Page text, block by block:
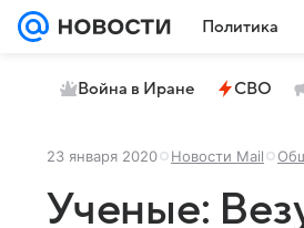
Политика
Война в Иране СВО
23 января 2020 Новости Mail
Ученые: